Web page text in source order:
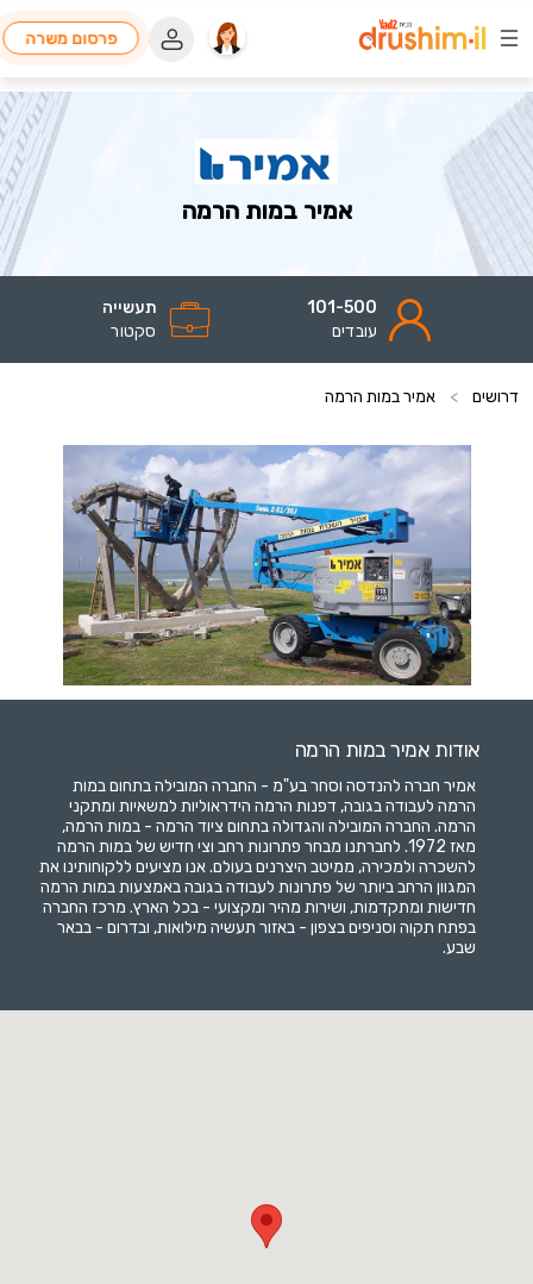
פרסום משרה
אמיר במות הרמה
101-500
עובדים
תעשייה
סקטור
דרושים > אמיר במות הרמה
אודות אמיר במות הרמה
אמיר חברה להנדסה וסחר בע"מ - החברה המובילה בתחום במות
הרמה לעבודה בגובה, דפנות הרמה הידראוליות למשאיות ומתקני
הרמה. החברה המובילה והגדולה בתחום ציוד הרמה - במות הרמה,
מאז 1972. לחברתנו מבחר פתרונות רחב וצי חדיש של במות הרמה
להשכרה ולמכירה, ממיטב היצרנים בעולם. אנו מציעים ללקוחותינו את
המגוון הרחב ביותר של פתרונות לעבודה בגובה באמצעות במות הרמה
חדישות ומתקדמות, ושירות מהיר ומקצועי - בכל הארץ. מרכז החברה
בפתח תקוה וסניפים בצפון - באזור תעשיה מילואות, ובדרום - בבאר
שבע.